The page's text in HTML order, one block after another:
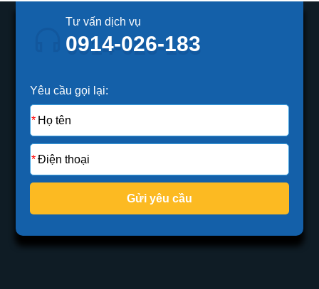
Tư vấn dịch vụ
0914-026-183
Yêu cầu gọi lại:
Gửi yêu cầu